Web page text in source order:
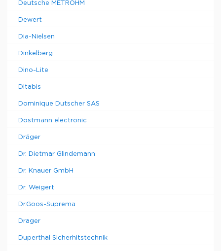
Deutsche METROHM
Dewert
Dia-Nielsen
Dinkelberg
Dino-Lite
Ditabis
Dominique Dutscher SAS
Dostmann electronic
Dräger
Dr. Dietmar Glindemann
Dr. Knauer GmbH
Dr. Weigert
Dr.Goos-Suprema
Drager
Duperthal Sicherhitstechnik